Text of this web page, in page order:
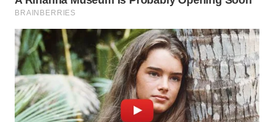
WAHANA
WAHANA
UMKM
WAHANA
SELEB